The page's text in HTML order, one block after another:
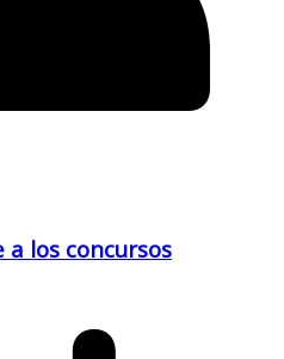
a los concursos